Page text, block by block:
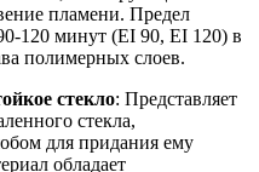
пламени. Предел
120 минут (EI 90, EI 120) в
полимерных слоев.
стекло: Представляет
стекла,
для придания ему
обладает